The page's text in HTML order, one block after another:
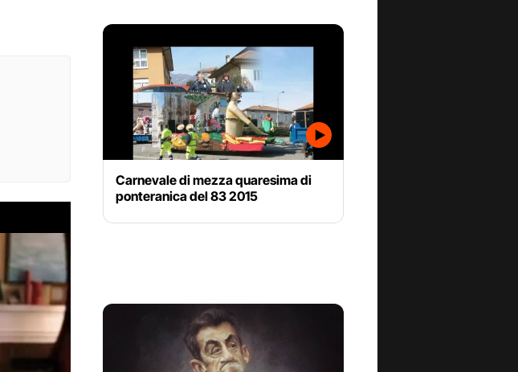
Carnevale di mezza quaresima di
ponteranica del 83 2015